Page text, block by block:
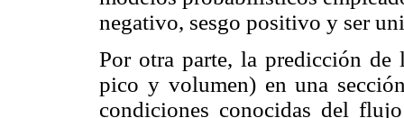
negativo, sesgo positivo y ser
Por otra parte, la predicción de
pico y volumen) en una
condiciones conocidas del